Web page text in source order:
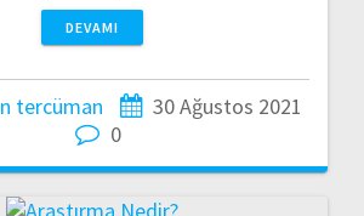
DEVAMI
tercüman
30 Ağustos 2021
0